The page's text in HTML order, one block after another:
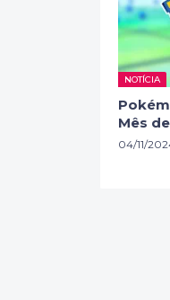
NOTÍCIA
Mês
04/11/